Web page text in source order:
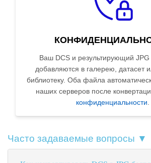
Ваш DCS и результирующий JPG
добавляются в галерею, датасет
библиотеку. Оба файла
наших серверов после
конфиденциальности.
Часто задаваемые вопросы ▼